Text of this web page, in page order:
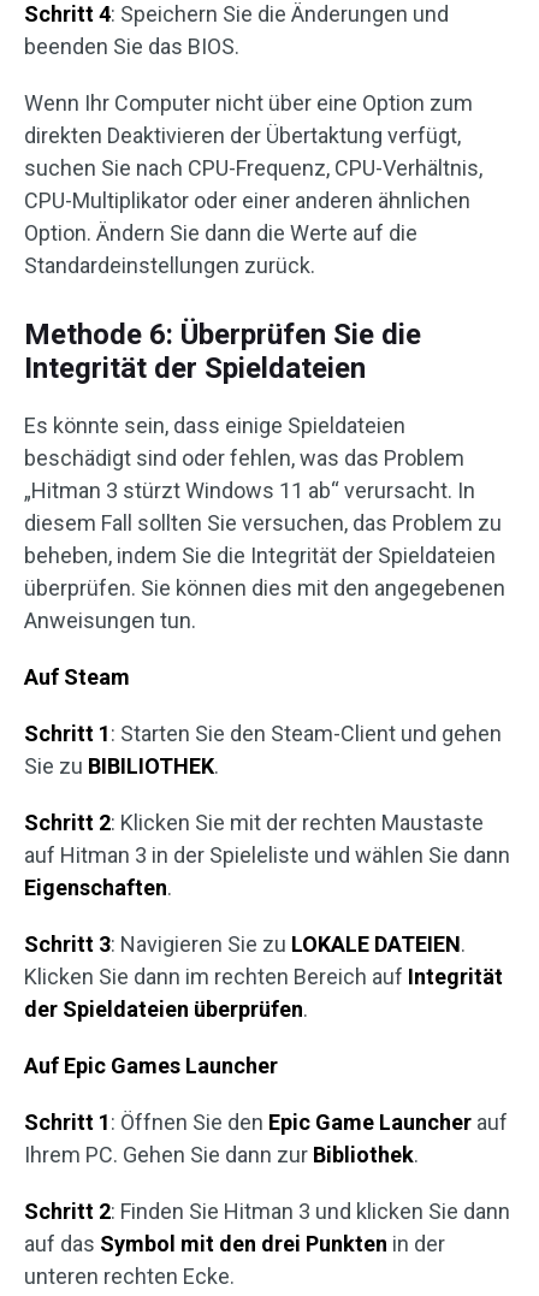
Schritt 4: Speichern Sie die Änderungen und
beenden Sie das BIOS.
Wenn Ihr Computer nicht über eine Option zum
direkten Deaktivieren der Übertaktung verfügt,
suchen Sie nach CPU-Frequenz, CPU-Verhältnis,
CPU-Multiplikator oder einer anderen ähnlichen
Option. Ändern Sie dann die Werte auf die
Standardeinstellungen zurück.
Methode 6: Überprüfen Sie die
Integrität der Spieldateien
Es könnte sein, dass einige Spieldateien
beschädigt sind oder fehlen, was das Problem
„Hitman 3 stürzt Windows 11 ab“ verursacht. In
diesem Fall sollten Sie versuchen, das Problem zu
beheben, indem Sie die Integrität der Spieldateien
überprüfen. Sie können dies mit den angegebenen
Anweisungen tun.
Auf Steam
Schritt 1: Starten Sie den Steam-Client und gehen
Sie zu BIBILIOTHEK.
Schritt 2: Klicken Sie mit der rechten Maustaste
auf Hitman 3 in der Spieleliste und wählen Sie dann
Eigenschaften.
Schritt 3: Navigieren Sie zu LOKALE DATEIEN.
Klicken Sie dann im rechten Bereich auf Integrität
der Spieldateien überprüfen.
Auf Epic Games Launcher
Schritt 1: Öffnen Sie den Epic Game Launcher auf
Ihrem PC. Gehen Sie dann zur Bibliothek.
Schritt 2: Finden Sie Hitman 3 und klicken Sie dann
auf das Symbol mit den drei Punkten in der
unteren rechten Ecke.